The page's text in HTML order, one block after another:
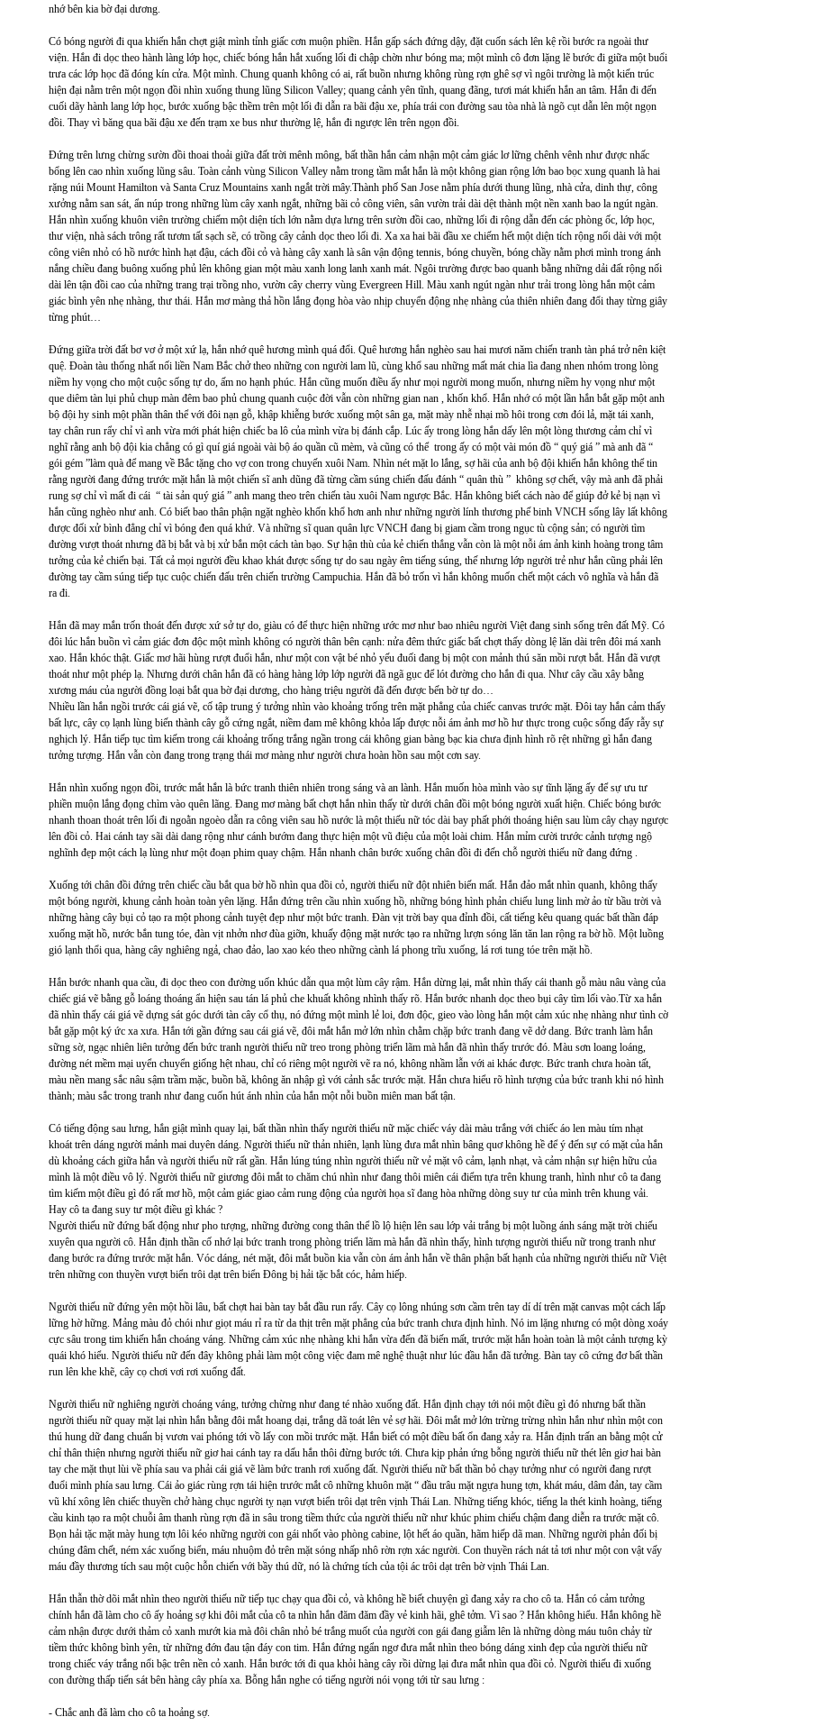
nhớ bên kia bờ đại dương.
Có bóng người đi qua khiến hắn chợt giật mình tỉnh giấc cơn muộn phiền. Hắn gấp sách đứng dậy, đặt cuốn sách lên kệ rồi bước ra ngoài thư
viện. Hắn đi dọc theo hành làng lớp học, chiếc bóng hắn hắt xuống lối đi chập chờn như bóng ma; một mình cô đơn lặng lẽ bước đi giữa một buổi
trưa các lớp học đã đóng kín cửa. Một mình. Chung quanh không có ai, rất buồn nhưng không rùng rợn ghê sợ vì ngôi trường là một kiến trúc
hiện đại nằm trên một ngọn đồi nhìn xuống thung lũng Silicon Valley; quang cảnh yên tĩnh, quang đãng, tươi mát khiến hắn an tâm. Hắn đi đến
cuối dãy hành lang lớp học, bước xuống bậc thềm trên một lối đi dẫn ra bãi đậu xe, phía trái con đường sau tòa nhà là ngõ cụt dẫn lên một ngọn
đồi. Thay vì băng qua bãi đậu xe đến trạm xe bus như thường lệ, hắn đi ngược lên trên ngọn đồi.
Đứng trên lưng chừng sườn đồi thoai thoải giữa đất trời mênh mông, bất thần hắn cảm nhận một cảm giác lơ lững chênh vênh như được nhấc
bổng lên cao nhìn xuống lũng sâu. Toàn cảnh vùng Silicon Valley nằm trong tầm mắt hắn là một không gian rộng lớn bao bọc xung quanh là hai
rặng núi Mount Hamilton và Santa Cruz Mountains xanh ngắt trời mây.Thành phố San Jose nằm phía dưới thung lũng, nhà cửa, dinh thự, công
xưởng nằm san sát, ẩn núp trong những lùm cây xanh ngắt, những bãi cỏ công viên, sân vườn trải dài dệt thành một nền xanh bao la ngút ngàn.
Hắn nhìn xuống khuôn viên trường chiếm một diện tích lớn nằm dựa lưng trên sườn đồi cao, những lối đi rộng dẫn đến các phòng ốc, lớp học,
thư viện, nhà sách trông rất tươm tất sạch sẽ, có trồng cây cảnh dọc theo lối đi. Xa xa hai bãi đầu xe chiếm hết một diện tích rộng nối dài với một
công viên nhỏ có hồ nước hình hạt đậu, cách đồi cỏ và hàng cây xanh là sân vận động tennis, bóng chuyền, bóng chầy nằm phơi mình trong ánh
nắng chiều đang buông xuống phủ lên không gian một màu xanh long lanh xanh mát. Ngôi trường được bao quanh bằng những dải đất rộng nối
dài lên tận đồi cao của những trang trại trồng nho, vườn cây cherry vùng Evergreen Hill. Màu xanh ngút ngàn như trải trong lòng hắn một cảm
giác bình yên nhẹ nhàng, thư thái. Hắn mơ màng thả hồn lắng đọng hòa vào nhịp chuyển động nhẹ nhàng của thiên nhiên đang đổi thay từng giây
từng phút…
Đứng giữa trời đất bơ vơ ở một xứ lạ, hắn nhớ quê hương mình quá đổi. Quê hương hắn nghèo sau hai mươi năm chiến tranh tàn phá trở nên kiệt
quệ. Đoàn tàu thống nhất nối liền Nam Bắc chở theo những con người lam lũ, cùng khổ sau những mất mát chia lìa đang nhen nhóm trong lòng
niềm hy vọng cho một cuộc sống tự do, ấm no hạnh phúc. Hắn cũng muốn điều ấy như mọi người mong muốn, nhưng niềm hy vọng như một
que diêm tàn lụi phủ chụp màn đêm bao phủ chung quanh cuộc đời vẫn còn những gian nan , khốn khổ. Hắn nhớ có một lần hắn bắt gặp một anh
bộ đội hy sinh một phần thân thể với đôi nạn gỗ, khập khiễng bước xuống một sân ga, mặt mày nhễ nhại mồ hôi trong cơn đói lả, mặt tái xanh,
tay chân run rẩy chỉ vì anh vừa mới phát hiện chiếc ba lô của mình vừa bị đánh cắp. Lúc ấy trong lòng hắn dấy lên một lòng thương cảm chỉ vì
nghĩ rằng anh bộ đội kia chẳng có gì quí giá ngoài vài bộ áo quần cũ mèm, và cũng có thể trong ấy có một vài món đồ “ quý giá ” mà anh đã “
gói gém ”làm quà để mang về Bắc tặng cho vợ con trong chuyến xuôi Nam. Nhìn nét mặt lo lắng, sợ hãi của anh bộ đội khiến hắn không thể tin
rằng người đang đứng trước mặt hắn là một chiến sĩ anh dũng đã từng cầm súng chiến đấu đánh “ quân thù ” không sợ chết, vậy mà anh đã phải
rung sợ chỉ vì mất đi cái “ tài sản quý giá ” anh mang theo trên chiến tàu xuôi Nam ngược Bắc. Hắn không biết cách nào để giúp đở kẻ bị nạn vì
hắn cũng nghèo như anh. Có biết bao thân phận ngặt nghèo khốn khổ hơn anh như những người lính thương phế binh VNCH sống lây lất không
được đối xử bình đẳng chỉ vì bóng đen quá khứ. Và những sĩ quan quân lực VNCH đang bị giam cầm trong ngục tù cộng sản; có người tìm
đường vượt thoát nhưng đã bị bắt và bị xử bắn một cách tàn bạo. Sự hận thù của kẻ chiến thắng vẫn còn là một nỗi ám ảnh kinh hoàng trong tâm
tưởng của kẻ chiến bại. Tất cả mọi người đều khao khát được sống tự do sau ngày êm tiếng súng, thế nhưng lớp người trẻ như hắn cũng phải lên
đường tay cầm súng tiếp tục cuộc chiến đấu trên chiến trường Campuchia. Hắn đã bỏ trốn vì hắn không muốn chết một cách vô nghĩa và hắn đã
ra đi.
Hắn đã may mắn trốn thoát đến được xứ sở tự do, giàu có để thực hiện những ước mơ như bao nhiêu người Việt đang sinh sống trên đất Mỹ. Có
đôi lúc hắn buồn vì cảm giác đơn độc một mình không có người thân bên cạnh: nửa đêm thức giấc bất chợt thấy dòng lệ lăn dài trên đôi má xanh
xao. Hắn khóc thật. Giấc mơ hãi hùng rượt đuổi hắn, như một con vật bé nhỏ yếu đuối đang bị một con mảnh thú săn mồi rượt bắt. Hắn đã vượt
thoát như một phép lạ. Nhưng dưới chân hắn đã có hàng hàng lớp lớp người đã ngã gục để lót đường cho hắn đi qua. Như cây cầu xây bằng
xương máu của người đồng loại bắt qua bờ đại dương, cho hàng triệu người đã đến được bến bờ tự do…
Nhiều lần hắn ngồi trước cái giá vẽ, cố tập trung ý tưởng nhìn vào khoảng trống trên mặt phẳng của chiếc canvas trước mặt. Đôi tay hắn cảm thấy
bất lực, cây cọ lạnh lùng biến thành cây gỗ cứng ngắt, niềm đam mê không khỏa lấp được nỗi ám ảnh mơ hồ hư thực trong cuộc sống đấy rẫy sự
nghịch lý. Hắn tiếp tục tìm kiếm trong cái khoảng trống trắng ngần trong cái không gian bàng bạc kia chưa định hình rõ rệt những gì hắn đang
tưởng tượng. Hắn vẫn còn đang trong trạng thái mơ màng như người chưa hoàn hồn sau một cơn say.
Hắn nhìn xuống ngọn đồi, trước mắt hắn là bức tranh thiên nhiên trong sáng và an lành. Hắn muốn hòa mình vào sự tĩnh lặng ấy để sự ưu tư
phiền muộn lắng đọng chìm vào quên lãng. Đang mơ màng bất chợt hắn nhìn thấy từ dưới chân đồi một bóng người xuất hiện. Chiếc bóng bước
nhanh thoan thoát trên lối đi ngoằn ngoèo dẫn ra công viên sau hồ nước là một thiếu nữ tóc dài bay phất phới thoáng hiện sau lùm cây chạy ngược
lên đồi cỏ. Hai cánh tay sãi dài dang rộng như cánh bướm đang thực hiện một vũ điệu của một loài chim. Hắn mỉm cười trước cảnh tượng ngộ
nghĩnh đẹp một cách lạ lùng như một đoạn phim quay chậm. Hắn nhanh chân bước xuống chân đồi đi đến chỗ người thiếu nữ đang đứng .
Xuống tới chân đồi đứng trên chiếc cầu bắt qua bờ hồ nhìn qua đồi cỏ, người thiếu nữ đột nhiên biến mất. Hắn đảo mắt nhìn quanh, không thấy
một bóng người, khung cảnh hoàn toàn yên lặng. Hắn đứng trên cầu nhìn xuống hồ, những bóng hình phản chiếu lung linh mờ ảo từ bầu trời và
những hàng cây bụi cỏ tạo ra một phong cảnh tuyệt đẹp như một bức tranh. Đàn vịt trời bay qua đỉnh đồi, cất tiếng kêu quang quác bất thần đáp
xuống mặt hồ, nước bắn tung tóe, đàn vịt nhởn nhơ đùa giỡn, khuấy động mặt nước tạo ra những lượn sóng lăn tăn lan rộng ra bờ hồ. Một luồng
gió lạnh thổi qua, hàng cây nghiêng ngả, chao đảo, lao xao kéo theo những cành lá phong trĩu xuống, lá rơi tung tóe trên mặt hồ.
Hắn bước nhanh qua cầu, đi dọc theo con đường uốn khúc dẫn qua một lùm cây rậm. Hắn dừng lại, mắt nhìn thấy cái thanh gỗ màu nâu vàng của
chiếc giá vẽ bằng gỗ loáng thoáng ẩn hiện sau tán lá phủ che khuất không nhình thấy rõ. Hắn bước nhanh dọc theo bụi cây tìm lối vào.Từ xa hắn
đã nhìn thấy cái giá vẽ dựng sát góc dưới tàn cây cổ thụ, nó đứng một mình lẻ loi, đơn độc, gieo vào lòng hắn một cảm xúc nhẹ nhàng như tình cờ
bắt gặp một ký ức xa xưa. Hắn tới gần đứng sau cái giá vẽ, đôi mắt hắn mở lớn nhìn chằm chặp bức tranh đang vẽ dở dang. Bức tranh làm hắn
sững sờ, ngạc nhiên liên tưởng đến bức tranh người thiếu nữ treo trong phòng triển lãm mà hắn đã nhìn thấy trước đó. Màu sơn loang loáng,
đường nét mềm mại uyển chuyển giống hệt nhau, chỉ có riêng một người vẽ ra nó, không nhầm lẫn với ai khác được. Bức tranh chưa hoàn tất,
màu nền mang sắc nâu sậm trầm mặc, buồn bã, không ăn nhập gì với cảnh sắc trước mặt. Hắn chưa hiểu rõ hình tượng của bức tranh khi nó hình
thành; màu sắc trong tranh như đang cuốn hút ánh nhìn của hắn một nỗi buồn miên man bất tận.
Có tiếng động sau lưng, hắn giật mình quay lại, bất thần nhìn thấy người thiếu nữ mặc chiếc váy dài màu trắng với chiếc áo len màu tím nhạt
khoát trên dáng người mảnh mai duyên dáng. Người thiếu nữ thản nhiên, lạnh lùng đưa mắt nhìn bâng quơ không hề để ý đến sự có mặt của hắn
dù khoảng cách giữa hắn và người thiếu nữ rất gần. Hắn lúng túng nhìn người thiếu nữ vẻ mặt vô cảm, lạnh nhạt, và cảm nhận sự hiện hữu của
mình là một điều vô lý. Người thiếu nữ giương đôi mắt to chăm chú nhìn như đang thôi miên cái điểm tựa trên khung tranh, hình như cô ta đang
tìm kiếm một điều gì đó rất mơ hồ, một cảm giác giao cảm rung động của người họa sĩ đang hòa những dòng suy tư của mình trên khung vải.
Hay cô ta đang suy tư một điều gì khác ?
Người thiếu nữ đứng bất động như pho tượng, những đường cong thân thể lồ lộ hiện lên sau lớp vải trắng bị một luồng ánh sáng mặt trời chiếu
xuyên qua người cô. Hắn định thần cố nhớ lại bức tranh trong phòng triển lãm mà hắn đã nhìn thấy, hình tượng người thiếu nữ trong tranh như
đang bước ra đứng trước mặt hắn. Vóc dáng, nét mặt, đôi mắt buồn kia vẫn còn ám ảnh hắn về thân phận bất hạnh của những người thiếu nữ Việt
trên những con thuyền vượt biển trôi dạt trên biển Đông bị hải tặc bắt cóc, hảm hiếp.
Người thiếu nữ đứng yên một hồi lâu, bất chợt hai bàn tay bắt đầu run rẩy. Cây cọ lông nhúng sơn cầm trên tay dí dí trên mặt canvas một cách lấp
lững hờ hững. Mảng màu đỏ chói như giọt máu rỉ ra từ da thịt trên mặt phẳng của bức tranh chưa định hình. Nó im lặng nhưng có một dòng xoáy
cực sâu trong tim khiến hắn choáng váng. Những cảm xúc nhẹ nhàng khi hắn vừa đến đã biến mất, trước mặt hắn hoàn toàn là một cảnh tượng kỳ
quái khó hiểu. Người thiếu nữ đến đây không phải làm một công việc đam mê nghệ thuật như lúc đầu hắn đã tưởng. Bàn tay cô cứng đơ bất thần
run lên khe khẽ, cây cọ chơi vơi rơi xuống đất.
Người thiếu nữ nghiêng người choáng váng, tưởng chừng như đang té nhào xuống đất. Hắn định chạy tới nói một điều gì đó nhưng bất thần
người thiếu nữ quay mặt lại nhìn hắn bằng đôi mắt hoang dại, trắng dã toát lên vẻ sợ hãi. Đôi mắt mở lớn trừng trừng nhìn hắn như nhìn một con
thú hung dữ đang chuẩn bị vươn vai phóng tới vồ lấy con mồi trước mặt. Hắn biết có một điều bất ổn đang xảy ra. Hắn định trấn an bằng một cử
chỉ thân thiện nhưng người thiếu nữ giơ hai cánh tay ra dấu hắn thôi đừng bước tới. Chưa kịp phản ứng bỗng người thiếu nữ thét lên giơ hai bàn
tay che mặt thụt lùi về phía sau va phải cái giá vẽ làm bức tranh rơi xuống đất. Người thiếu nữ bất thần bỏ chạy tưởng như có người đang rượt
đuổi mình phía sau lưng. Cái ảo giác rùng rợn tái hiện trước mắt cô những khuôn mặt “ đầu trâu mặt ngựa hung tợn, khát máu, dâm đản, tay cầm
vũ khí xông lên chiếc thuyền chở hàng chục người tỵ nạn vượt biển trôi dạt trên vịnh Thái Lan. Những tiếng khóc, tiếng la thét kinh hoàng, tiếng
cầu kinh tạo ra một chuỗi âm thanh rùng rợn đã in sâu trong tiềm thức của người thiếu nữ như khúc phim chiếu chậm đang diễn ra trước mặt cô.
Bọn hải tặc mặt mày hung tợn lôi kéo những người con gái nhốt vào phòng cabine, lột hết áo quần, hãm hiếp dã man. Những người phản đối bị
chúng đâm chết, ném xác xuống biển, máu nhuộm đỏ trên mặt sóng nhấp nhô rờn rợn xác người. Con thuyền rách nát tả tơi như một con vật vấy
máu đầy thương tích sau một cuộc hỗn chiến với bầy thú dữ, nó là chứng tích của tội ác trôi dạt trên bờ vịnh Thái Lan.
Hắn thẫn thờ dõi mắt nhìn theo người thiếu nữ tiếp tục chạy qua đồi cỏ, và không hề biết chuyện gì đang xảy ra cho cô ta. Hắn có cảm tưởng
chính hắn đã làm cho cô ấy hoảng sợ khi đôi mắt của cô ta nhìn hắn đăm đăm đầy vẻ kinh hãi, ghê tởm. Vì sao ? Hắn không hiểu. Hắn không hề
cảm nhận được dưới thảm cỏ xanh mướt kia mà đôi chân nhỏ bé trắng muốt của người con gái đang giẫm lên là những dòng máu tuôn chảy từ
tiềm thức không bình yên, từ những đớn đau tận đáy con tim. Hắn đứng ngẩn ngơ đưa mắt nhìn theo bóng dáng xinh đẹp của người thiếu nữ
trong chiếc váy trắng nổi bậc trên nền cỏ xanh. Hắn bước tới đi qua khỏi hàng cây rồi dừng lại đưa mắt nhìn qua đồi cỏ. Người thiếu đi xuống
con đường thấp tiến sát bên hàng cây phía xa. Bỗng hắn nghe có tiếng người nói vọng tới từ sau lưng :
- Chắc anh đã làm cho cô ta hoảng sợ.